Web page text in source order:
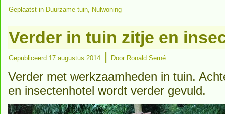
Geplaatst in Duurzame tuin, Nulwoning
Verder in tuin zitje en
Gepubliceerd 17 augustus 2014 | Door Ronald Serné
Verder met werkzaamheden in tuin.
en insectenhotel wordt verder gevuld.